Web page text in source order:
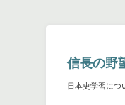
信長の野
日本史学習につ